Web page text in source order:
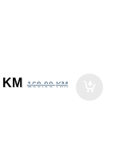
KM 169.00KM